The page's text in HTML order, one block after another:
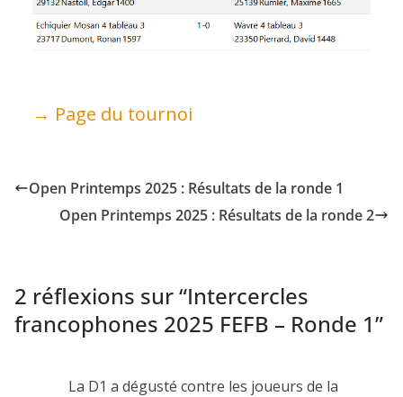
→ Page du tournoi
Open Printemps 2025 : Résultats de la ronde 1
Open Printemps 2025 : Résultats de la ronde 2
2 réflexions sur “Intercercles
francophones 2025 FEFB – Ronde 1”
La D1 a dégusté contre les joueurs de la